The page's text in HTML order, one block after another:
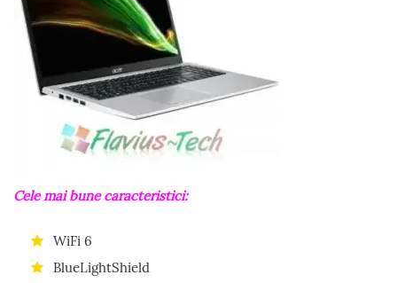
Cele mai bune caracteristici:
WiFi 6
BlueLightShield